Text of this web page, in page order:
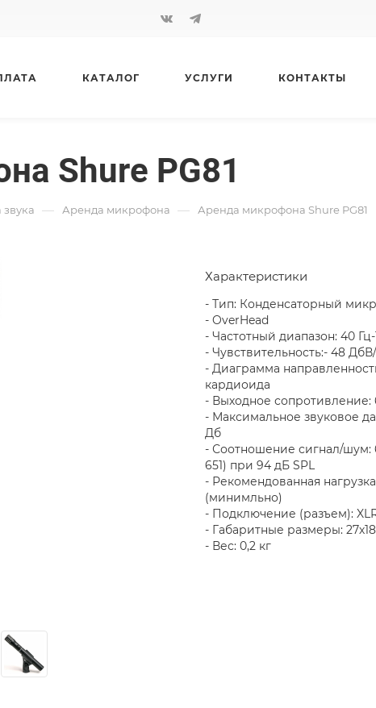
КАТАЛОГ УСЛУГИ КОНТАКТЫ
Shure PG81
— Аренда микрофона — Аренда микрофона Shure PG81
Характеристики
- Тип: Конденсаторный
- OverHead
- Частотный диапазон: 40
- Чувствительность:- 48
- Диаграмма
кардиоида
- Выходное
- Максимальное звуковое
Дб
- Соотношение сигнал/шум:
651) при 94 дБ SPL
- Рекомендованная
(минимльно)
- Подключение (разъем):
- Габаритные размеры:
- Вес: 0,2 кг